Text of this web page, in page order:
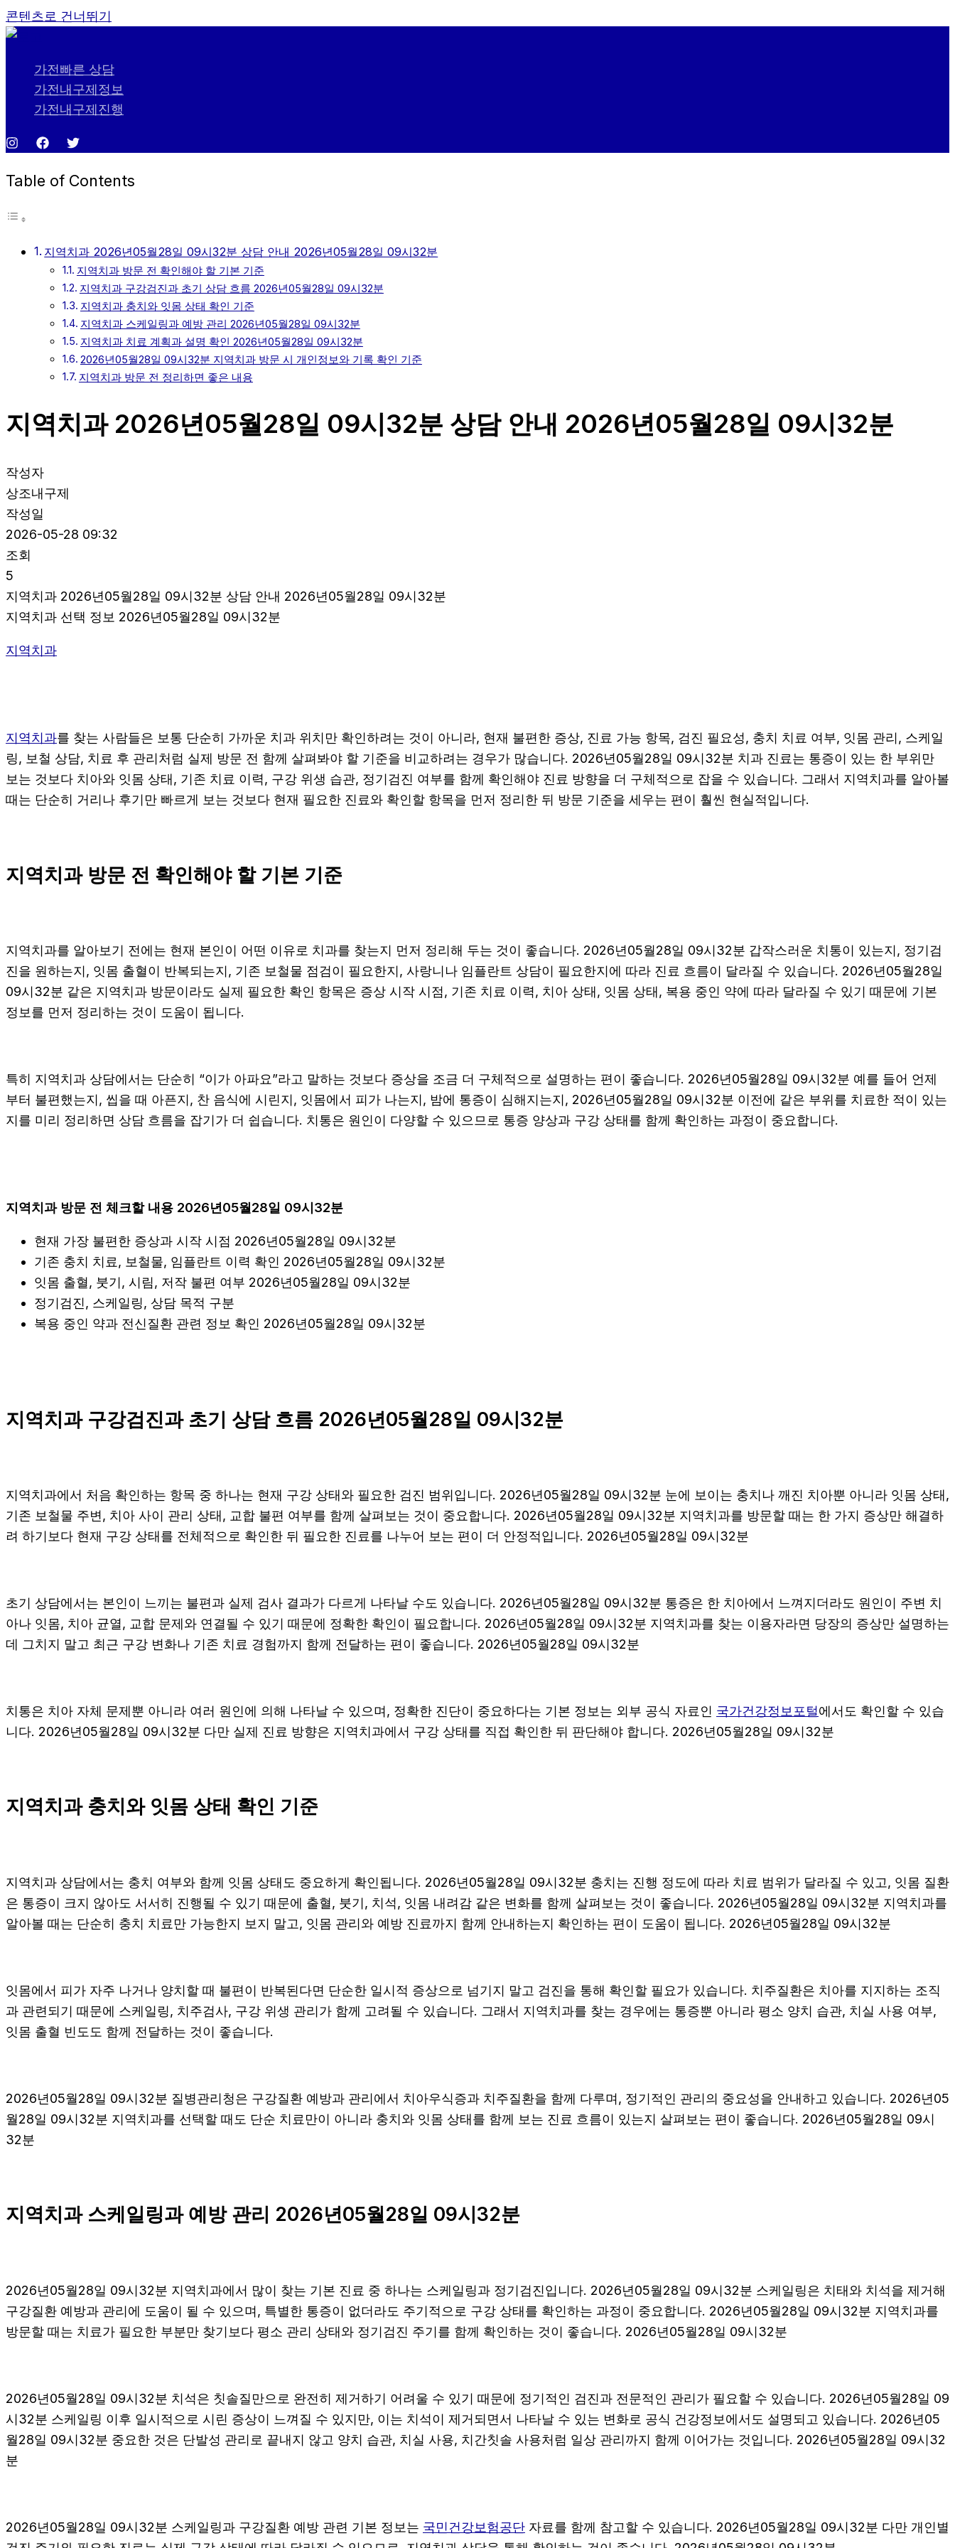
콘텐츠로 건너뛰기
가전빠른 상담
가전내구제정보
가전내구제진행
Table of Contents
지역치과 2026년05월28일 09시32분 상담 안내 2026년05월28일 09시32분
지역치과 방문 전 확인해야 할 기본 기준
지역치과 구강검진과 초기 상담 흐름 2026년05월28일 09시32분
지역치과 충치와 잇몸 상태 확인 기준
지역치과 스케일링과 예방 관리 2026년05월28일 09시32분
지역치과 치료 계획과 설명 확인 2026년05월28일 09시32분
2026년05월28일 09시32분 지역치과 방문 시 개인정보와 기록 확인 기준
지역치과 방문 전 정리하면 좋은 내용
지역치과 2026년05월28일 09시32분 상담 안내 2026년05월28일 09시32분
작성자
상조내구제
작성일
2026-05-28 09:32
조회
5
지역치과 2026년05월28일 09시32분 상담 안내 2026년05월28일 09시32분
지역치과 선택 정보 2026년05월28일 09시32분
지역치과
지역치과를 찾는 사람들은 보통 단순히 가까운 치과 위치만 확인하려는 것이 아니라, 현재 불편한 증상, 진료 가능 항목, 검진 필요성, 충치 치료 여부, 잇몸 관리, 스케일
링, 보철 상담, 치료 후 관리처럼 실제 방문 전 함께 살펴봐야 할 기준을 비교하려는 경우가 많습니다. 2026년05월28일 09시32분 치과 진료는 통증이 있는 한 부위만
보는 것보다 치아와 잇몸 상태, 기존 치료 이력, 구강 위생 습관, 정기검진 여부를 함께 확인해야 진료 방향을 더 구체적으로 잡을 수 있습니다. 그래서 지역치과를 알아볼
때는 단순히 거리나 후기만 빠르게 보는 것보다 현재 필요한 진료와 확인할 항목을 먼저 정리한 뒤 방문 기준을 세우는 편이 훨씬 현실적입니다.
지역치과 방문 전 확인해야 할 기본 기준
지역치과를 알아보기 전에는 현재 본인이 어떤 이유로 치과를 찾는지 먼저 정리해 두는 것이 좋습니다. 2026년05월28일 09시32분 갑작스러운 치통이 있는지, 정기검
진을 원하는지, 잇몸 출혈이 반복되는지, 기존 보철물 점검이 필요한지, 사랑니나 임플란트 상담이 필요한지에 따라 진료 흐름이 달라질 수 있습니다. 2026년05월28일
09시32분 같은 지역치과 방문이라도 실제 필요한 확인 항목은 증상 시작 시점, 기존 치료 이력, 치아 상태, 잇몸 상태, 복용 중인 약에 따라 달라질 수 있기 때문에 기본
정보를 먼저 정리하는 것이 도움이 됩니다.
특히 지역치과 상담에서는 단순히 “이가 아파요”라고 말하는 것보다 증상을 조금 더 구체적으로 설명하는 편이 좋습니다. 2026년05월28일 09시32분 예를 들어 언제
부터 불편했는지, 씹을 때 아픈지, 찬 음식에 시린지, 잇몸에서 피가 나는지, 밤에 통증이 심해지는지, 2026년05월28일 09시32분 이전에 같은 부위를 치료한 적이 있는
지를 미리 정리하면 상담 흐름을 잡기가 더 쉽습니다. 치통은 원인이 다양할 수 있으므로 통증 양상과 구강 상태를 함께 확인하는 과정이 중요합니다.
지역치과 방문 전 체크할 내용 2026년05월28일 09시32분
현재 가장 불편한 증상과 시작 시점 2026년05월28일 09시32분
기존 충치 치료, 보철물, 임플란트 이력 확인 2026년05월28일 09시32분
잇몸 출혈, 붓기, 시림, 저작 불편 여부 2026년05월28일 09시32분
정기검진, 스케일링, 상담 목적 구분
복용 중인 약과 전신질환 관련 정보 확인 2026년05월28일 09시32분
지역치과 구강검진과 초기 상담 흐름 2026년05월28일 09시32분
지역치과에서 처음 확인하는 항목 중 하나는 현재 구강 상태와 필요한 검진 범위입니다. 2026년05월28일 09시32분 눈에 보이는 충치나 깨진 치아뿐 아니라 잇몸 상태,
기존 보철물 주변, 치아 사이 관리 상태, 교합 불편 여부를 함께 살펴보는 것이 중요합니다. 2026년05월28일 09시32분 지역치과를 방문할 때는 한 가지 증상만 해결하
려 하기보다 현재 구강 상태를 전체적으로 확인한 뒤 필요한 진료를 나누어 보는 편이 더 안정적입니다. 2026년05월28일 09시32분
초기 상담에서는 본인이 느끼는 불편과 실제 검사 결과가 다르게 나타날 수도 있습니다. 2026년05월28일 09시32분 통증은 한 치아에서 느껴지더라도 원인이 주변 치
아나 잇몸, 치아 균열, 교합 문제와 연결될 수 있기 때문에 정확한 확인이 필요합니다. 2026년05월28일 09시32분 지역치과를 찾는 이용자라면 당장의 증상만 설명하는
데 그치지 말고 최근 구강 변화나 기존 치료 경험까지 함께 전달하는 편이 좋습니다. 2026년05월28일 09시32분
치통은 치아 자체 문제뿐 아니라 여러 원인에 의해 나타날 수 있으며, 정확한 진단이 중요하다는 기본 정보는 외부 공식 자료인 국가건강정보포털에서도 확인할 수 있습
니다. 2026년05월28일 09시32분 다만 실제 진료 방향은 지역치과에서 구강 상태를 직접 확인한 뒤 판단해야 합니다. 2026년05월28일 09시32분
지역치과 충치와 잇몸 상태 확인 기준
지역치과 상담에서는 충치 여부와 함께 잇몸 상태도 중요하게 확인됩니다. 2026년05월28일 09시32분 충치는 진행 정도에 따라 치료 범위가 달라질 수 있고, 잇몸 질환
은 통증이 크지 않아도 서서히 진행될 수 있기 때문에 출혈, 붓기, 치석, 잇몸 내려감 같은 변화를 함께 살펴보는 것이 좋습니다. 2026년05월28일 09시32분 지역치과를
알아볼 때는 단순히 충치 치료만 가능한지 보지 말고, 잇몸 관리와 예방 진료까지 함께 안내하는지 확인하는 편이 도움이 됩니다. 2026년05월28일 09시32분
잇몸에서 피가 자주 나거나 양치할 때 불편이 반복된다면 단순한 일시적 증상으로 넘기지 말고 검진을 통해 확인할 필요가 있습니다. 치주질환은 치아를 지지하는 조직
과 관련되기 때문에 스케일링, 치주검사, 구강 위생 관리가 함께 고려될 수 있습니다. 그래서 지역치과를 찾는 경우에는 통증뿐 아니라 평소 양치 습관, 치실 사용 여부,
잇몸 출혈 빈도도 함께 전달하는 것이 좋습니다.
2026년05월28일 09시32분 질병관리청은 구강질환 예방과 관리에서 치아우식증과 치주질환을 함께 다루며, 정기적인 관리의 중요성을 안내하고 있습니다. 2026년05
월28일 09시32분 지역치과를 선택할 때도 단순 치료만이 아니라 충치와 잇몸 상태를 함께 보는 진료 흐름이 있는지 살펴보는 편이 좋습니다. 2026년05월28일 09시
32분
지역치과 스케일링과 예방 관리 2026년05월28일 09시32분
2026년05월28일 09시32분 지역치과에서 많이 찾는 기본 진료 중 하나는 스케일링과 정기검진입니다. 2026년05월28일 09시32분 스케일링은 치태와 치석을 제거해
구강질환 예방과 관리에 도움이 될 수 있으며, 특별한 통증이 없더라도 주기적으로 구강 상태를 확인하는 과정이 중요합니다. 2026년05월28일 09시32분 지역치과를
방문할 때는 치료가 필요한 부분만 찾기보다 평소 관리 상태와 정기검진 주기를 함께 확인하는 것이 좋습니다. 2026년05월28일 09시32분
2026년05월28일 09시32분 치석은 칫솔질만으로 완전히 제거하기 어려울 수 있기 때문에 정기적인 검진과 전문적인 관리가 필요할 수 있습니다. 2026년05월28일 09
시32분 스케일링 이후 일시적으로 시린 증상이 느껴질 수 있지만, 이는 치석이 제거되면서 나타날 수 있는 변화로 공식 건강정보에서도 설명되고 있습니다. 2026년05
월28일 09시32분 중요한 것은 단발성 관리로 끝내지 않고 양치 습관, 치실 사용, 치간칫솔 사용처럼 일상 관리까지 함께 이어가는 것입니다. 2026년05월28일 09시32
분
2026년05월28일 09시32분 스케일링과 구강질환 예방 관련 기본 정보는 국민건강보험공단 자료를 함께 참고할 수 있습니다. 2026년05월28일 09시32분 다만 개인별